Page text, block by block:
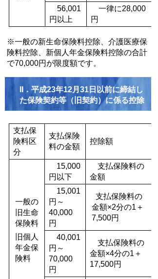
56,001
円以上
一律に28,000
円
※一般の新生命保険料控除、介護医療保
険料控除、新個人年金保険料控除の合計
で70,000円が限度額です。
II．平成23年12月31日以前に締結し
た保険契約等（旧契約）に係る控除
支払保
険料区
分
支払保険
料の金額
控除額
一般の
旧生命
保険料
旧個人
年金保
険料
15,000
円以下
支払保険料の
金額
15,001
円～
40,000
円
支払保険料の
金額×2分の1＋
7,500円
40,001
円～
70,000
円
支払保険料の
金額×4分の1＋
17,500円